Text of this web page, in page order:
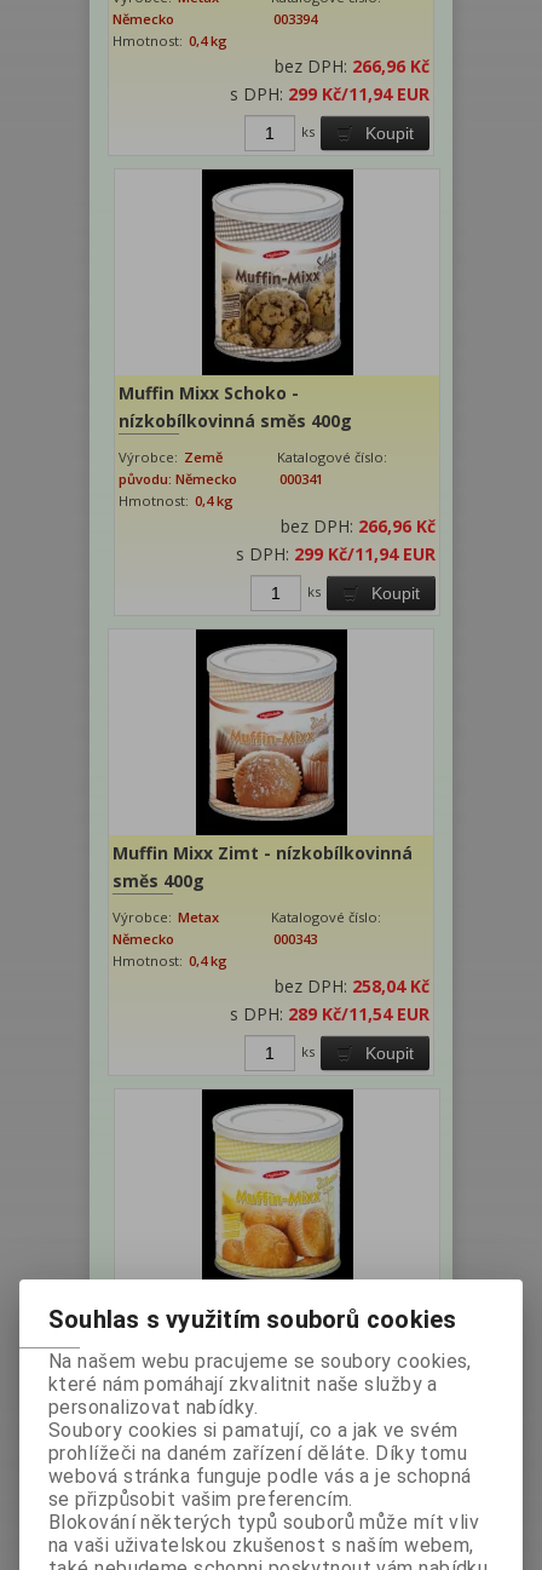
Německo
003394
Hmotnost: 0,4 kg
bez DPH: 266,96 Kč
s DPH: 299 Kč/11,94 EUR
Koupit
ks
Muffin Mixx Schoko -
nízkobílkovinná směs 400g
Výrobce: Země
původu: Německo
Katalogové číslo:
000341
Hmotnost: 0,4 kg
bez DPH: 266,96 Kč
s DPH: 299 Kč/11,94 EUR
Koupit
ks
Muffin Mixx Zimt - nízkobílkovinná
směs 400g
Výrobce: Metax
Německo
Katalogové číslo:
000343
Hmotnost: 0,4 kg
bez DPH: 258,04 Kč
s DPH: 289 Kč/11,54 EUR
Koupit
ks
Muffin Mixx Zitróne -
nízkobílkovinná směs 400g
Výrobce: Metax
Německo
Katalogové číslo:
Hmotnost:
0,4 kg
bez DPH:258,04 Kč
s DPH:289 Kč/11,54 EUR
Koupit
ks
Souhlas s využitím souborů cookies
Na našem webu pracujeme se soubory cookies,
které nám pomáhají zkvalitnit naše služby a
personalizovat nabídky.
Soubory cookies si pamatují, co a jak ve svém
prohlížeči na daném zařízení děláte. Díky tomu
webová stránka funguje podle vás a je schopná
se přizpůsobit vašim preferencím.
Blokování některých typů souborů může mít vliv
na vaši uživatelskou zkušenost s naším webem,